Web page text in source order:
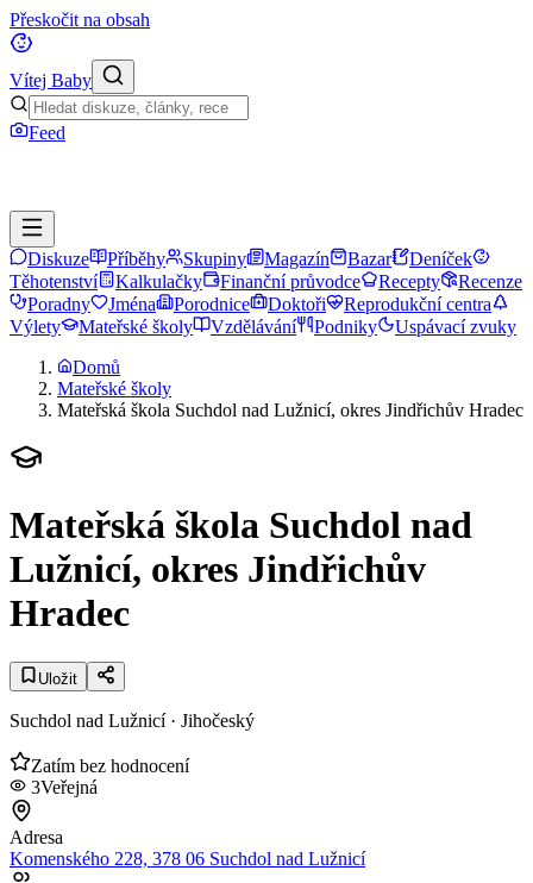
Přeskočit na obsah
Vítej Baby
Feed
Diskuze Příběhy Skupiny Magazín Bazar
Deníček
Těhotenství
Kalkulačky Finanční průvodce Recepty
Recenze
Poradny
Jména Porodnice Doktoři
Reprodukční centra
Výlety
Mateřské školy Vzdělávání Podniky
Uspávací zvuky
Domů
Mateřské školy
Mateřská škola Suchdol nad Lužnicí, okres Jindřichův Hradec
Mateřská škola Suchdol nad
Lužnicí, okres Jindřichův
Hradec
Uložit
Suchdol nad Lužnicí· Jihočeský
Zatím bez hodnocení
3Veřejná
Adresa
Komenského 228, 378 06 Suchdol nad Lužnicí